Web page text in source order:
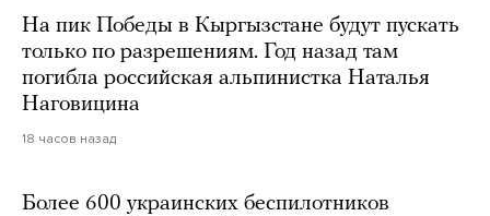
На пик Победы в Кыргызстане будут пускать
только по разрешениям. Год назад там
погибла российская альпинистка Наталья
Наговицина
18 часов назад
Более 600 украинских беспилотников